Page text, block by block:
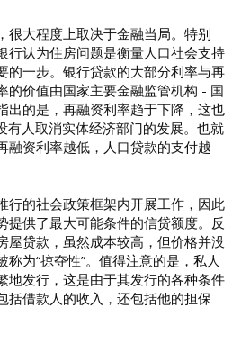
很大程度上取决于金融当局。特别
行认为住房问题是衡量人口社会支持
的一步。银行贷款的大部分利率与再
的价值由国家主要金融监管机构 - 国
出的是，再融资利率趋于下降，这也
有人取消实体经济部门的发展。也就
融资利率越低，人口贷款的支付越
行的社会政策框架内开展工作，因此
提供了最大可能条件的信贷额度。反
屋贷款，虽然成本较高，但价格并没
为“掠夺性”。值得注意的是，私人
地发行，这是由于其发行的各种条件
括借款人的收入，还包括他的担保